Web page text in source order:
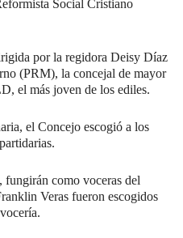
Social Cristiano
por la regidora Deisy Díaz
(PRM), la concejal de mayor
el más joven de los ediles.
el Concejo escogió a los
como voceras del
Veras fueron escogidos